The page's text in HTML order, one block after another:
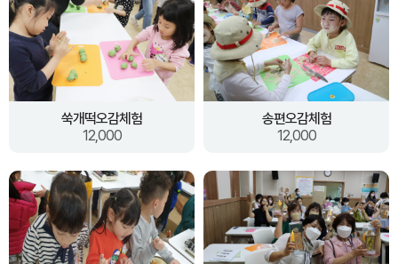
쑥개떡오감체험
12,000
송편오감체험
12,000